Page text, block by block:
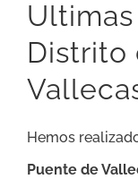
Distrito
Hemos
Puente de